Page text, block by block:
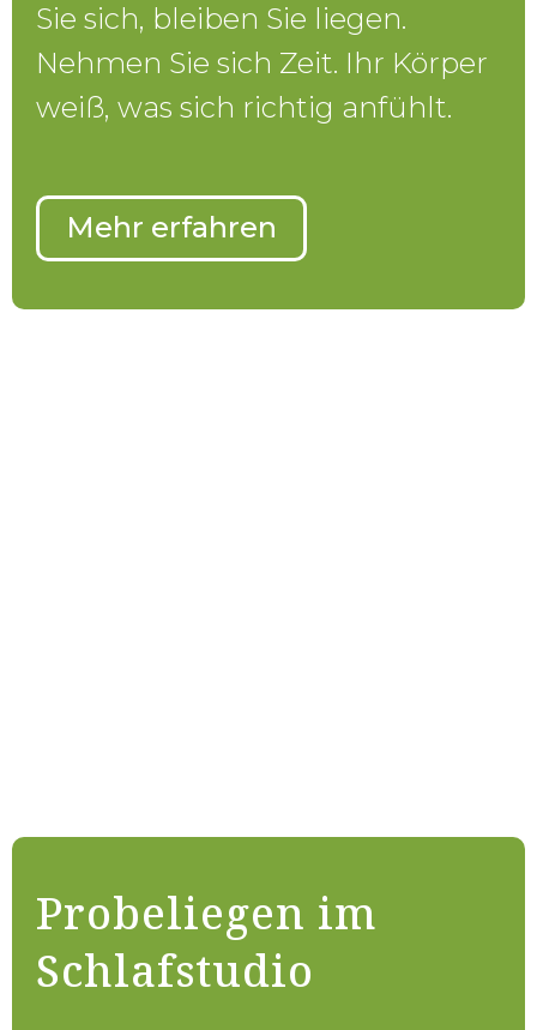
Sie sich, bleiben Sie liegen.
Nehmen Sie sich Zeit. Ihr Körper
weiß, was sich richtig anfühlt.
Mehr erfahren
Probeliegen im
Schlafstudio